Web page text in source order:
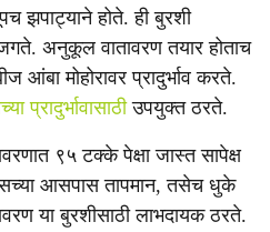
झपाट्याने होते. ही बुरशी
अनुकूल वातावरण तयार होताच
आंबा मोहोरावर प्रादुर्भाव करते.
प्रादुर्भावासाठीउपयुक्त ठरते.
९५ टक्के पेक्षा जास्त सापेक्ष
आसपास तापमान, तसेच धुके
या बुरशीसाठी लाभदायक ठरते.